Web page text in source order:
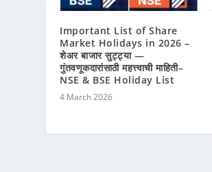
Important List of Share
Market Holidays in 2026 –
शेअर बाजार सुट्ट्या —
गुंतवणूकदारांसाठी महत्त्वाची माहिती–
NSE & BSE Holiday List
4 March 2026